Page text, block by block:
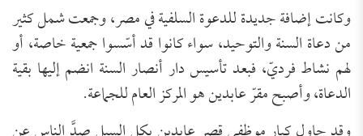
وكانت إضافة جديدة للدعوة السلفية في مصر، وجمعت شمل كثير
من دعاة السنة والتوحيد، سواء كانوا قد أسّسوا جمعية خاصة، أو
لهم نشاط فرديّ، فبعد تأسيس دار أنصار السنة انضم إليها بقية
الدعاة، وأصبح مقرّ عابدين هو المركز العام للجماعة.